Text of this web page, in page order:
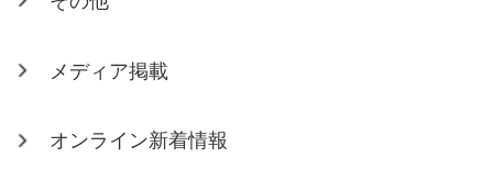
メディア掲載
オンライン新着情報